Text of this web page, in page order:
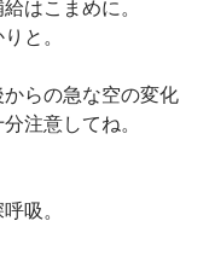
はこまめに。
と。
らの急な空の変化
注意してね。
吸。